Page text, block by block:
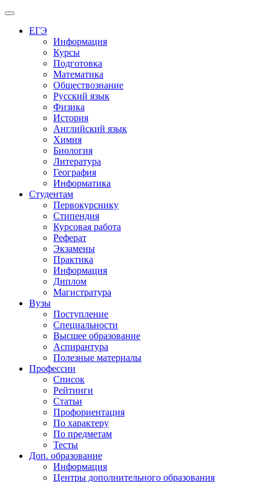
Меню
ЕГЭ
Информация
Курсы
Подготовка
Математика
Обществознание
Русский язык
Физика
История
Английский язык
Химия
Биология
Литература
География
Информатика
Студентам
Первокурснику
Стипендия
Курсовая работа
Реферат
Экзамены
Практика
Информация
Диплом
Магистратура
Вузы
Поступление
Специальности
Высшее образование
Аспирантура
Полезные материалы
Профессии
Список
Рейтинги
Статьи
Профориентация
По характеру
По предметам
Тесты
Доп. образование
Информация
Центры дополнительного образования